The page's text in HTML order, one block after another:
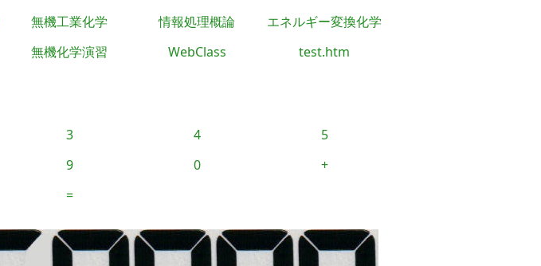
無機工業化学 情報処理概論
エネルギー変換化学
無機化学演習 WebClass
test.htm
3 4
5
9 0
+
=